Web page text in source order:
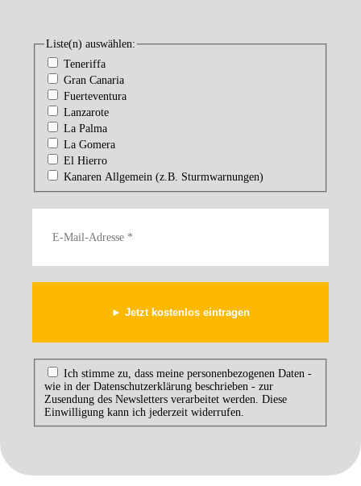
Liste(n) auswählen:
Teneriffa
Gran Canaria
Fuerteventura
Lanzarote
La Palma
La Gomera
El Hierro
Kanaren Allgemein (z.B. Sturmwarnungen)
Ich stimme zu, dass meine personenbezogenen Daten -
wie in der Datenschutzerklärung beschrieben - zur
Zusendung des Newsletters verarbeitet werden. Diese
Einwilligung kann ich jederzeit widerrufen.